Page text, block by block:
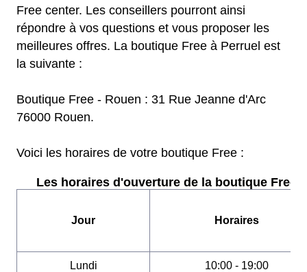
Free center. Les conseillers pourront ainsi
répondre à vos questions et vous proposer les
meilleures offres. La boutique Free à Perruel est
la suivante :
Boutique Free - Rouen : 31 Rue Jeanne d'Arc
76000 Rouen.
Voici les horaires de votre boutique Free :
Les horaires d'ouverture de la boutique Free :
Jour Horaires
Lundi 10:00 - 19:00